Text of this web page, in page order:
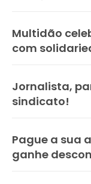
Multidão
com
Jornalista,
sindicato!
Pague a sua
ganhe